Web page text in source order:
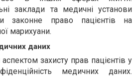
заклади та медичні установи
законне право пацієнтів на
марихуани.
даних
захисту прав пацієнтів у
медичних даних.